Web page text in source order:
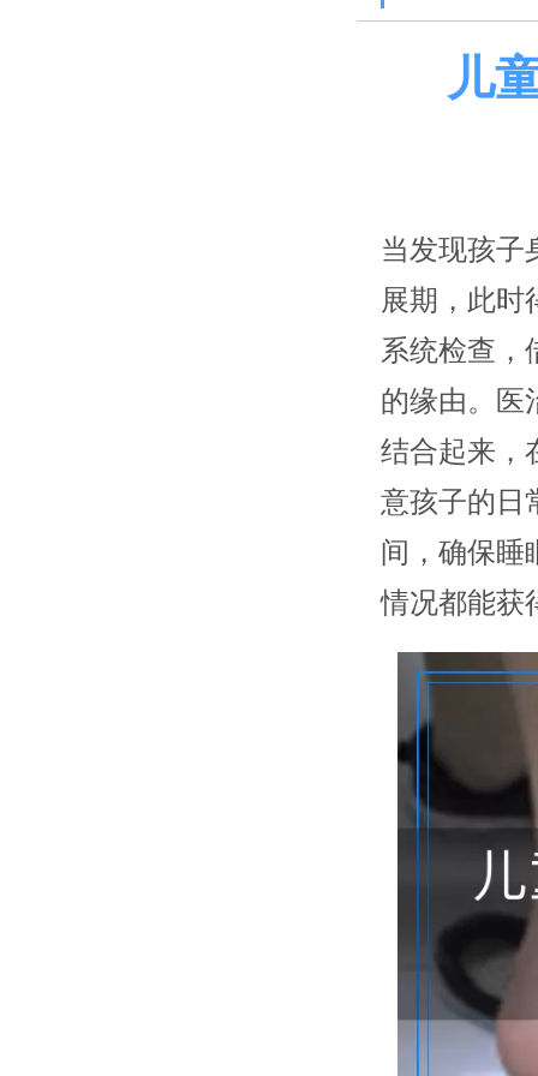
儿
当发现孩子
展期，此时
系统检查，
的缘由。医
结合起来，
意孩子的日
间，确保睡
情况都能获